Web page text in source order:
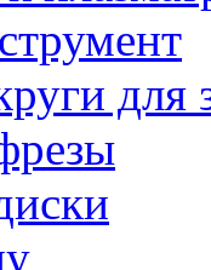
для